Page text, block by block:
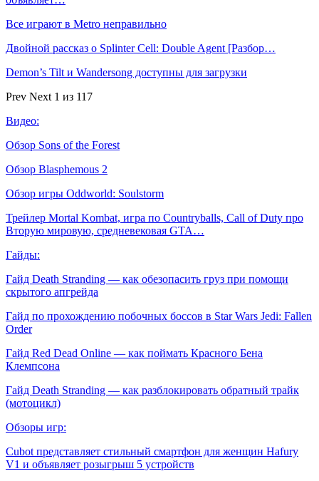
Все играют в Metro неправильно
Двойной рассказ о Splinter Cell: Double Agent [Разбор…
Demon’s Tilt и Wandersong доступны для загрузки
Prev Next 1 из 117
Видео:
Обзор Sons of the Forest
Обзор Blasphemous 2
Обзор игры Oddworld: Soulstorm
Трейлер Mortal Kombat, игра по Countryballs, Call of Duty про
Вторую мировую, средневековая GTA…
Гайды:
Гайд Death Stranding — как обезопасить груз при помощи
скрытого апгрейда
Гайд по прохождению побочных боссов в Star Wars Jedi: Fallen
Order
Гайд Red Dead Online — как поймать Красного Бена
Клемпсона
Гайд Death Stranding — как разблокировать обратный трайк
(мотоцикл)
Обзоры игр:
Cubot представляет стильный смартфон для женщин Hafury
V1 и объявляет розыгрыш 5 устройств